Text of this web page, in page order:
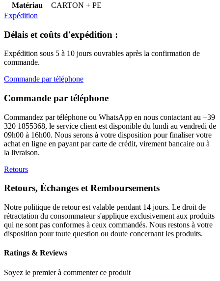
Matériau
CARTON + PE
Expédition
Délais et coûts d'expédition :
Expédition sous 5 à 10 jours ouvrables après la confirmation de
commande.
Commande par téléphone
Commande par téléphone
Commandez par téléphone ou WhatsApp en nous contactant au +39
320 1855368, le service client est disponible du lundi au vendredi de
09h00 à 16h00. Nous serons à votre disposition pour finaliser votre
achat en ligne en payant par carte de crédit, virement bancaire ou à
la livraison.
Retours
Retours, Échanges et Remboursements
Notre politique de retour est valable pendant 14 jours. Le droit de
rétractation du consommateur s'applique exclusivement aux produits
qui ne sont pas conformes à ceux commandés. Nous restons à votre
disposition pour toute question ou doute concernant les produits.
Ratings & Reviews
Soyez le premier à commenter ce produit